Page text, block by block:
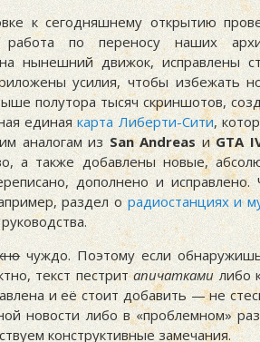
к сегодняшнему открытию
работа по переносу наших
нынешний движок, исправлены
усилия, чтобы избежать
полутора тысяч скриншотов,
единаякарта Либерти-Сити,
аналогам из San AndreasиGTA
а также добавлены новые,
дополнено и исправлено.
раздел орадиостанциях и
чуждо. Поэтому если
текст пестритапичатками либо
и её стоит добавить — не
новости либо в «проблемном»
конструктивные замечания.